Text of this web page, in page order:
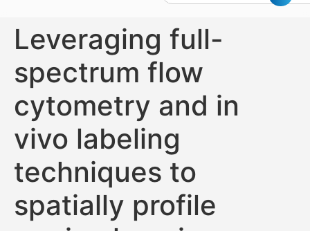
Leveraging full-
spectrum flow
cytometry and in
vivo labeling
techniques to
spatially profile